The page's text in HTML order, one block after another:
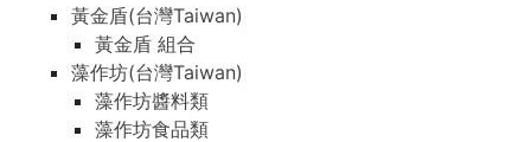
黃金盾(台灣Taiwan)
黃金盾 組合
藻作坊(台灣Taiwan)
藻作坊醬料類
藻作坊食品類